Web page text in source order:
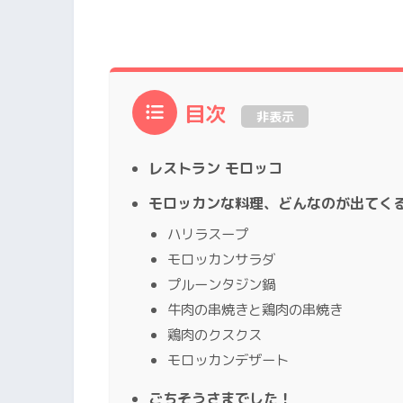
目次 非表示
レストラン モロッコ
モロッカンな料理、どんなのが出てく
ハリラスープ
モロッカンサラダ
プルーンタジン鍋
牛肉の串焼きと鶏肉の串焼き
鶏肉のクスクス
モロッカンデザート
ごちそうさまでした！